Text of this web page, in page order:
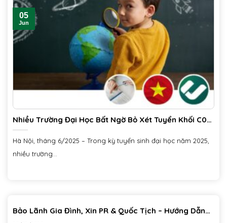
Nhiều Trường Đại Học Bất Ngờ Bỏ Xét Tuyển Khối C00,
Thí Sinh Hoang Mang Trước Kỳ Thi THPT
Hà Nội, tháng 6/2025 – Trong kỳ tuyển sinh đại học năm 2025,
nhiều trường...
05
Jun
Bảo Lãnh Gia Đình, Xin PR & Quốc Tịch – Hướng Dẫn
Chi Tiết Từ Ciiclo